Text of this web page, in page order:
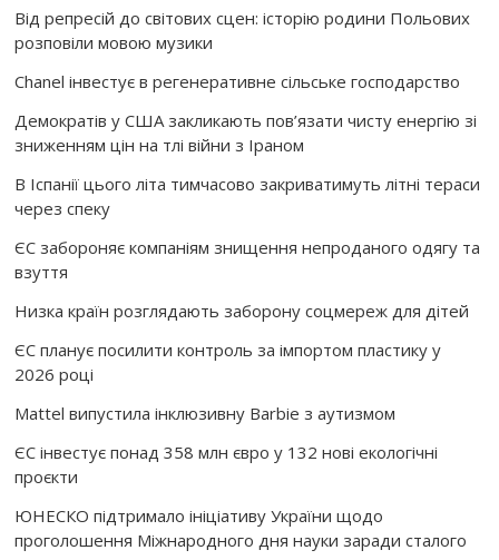
Від репресій до світових сцен: історію родини Польових
розповіли мовою музики
Chanel інвестує в регенеративне сільське господарство
Демократів у США закликають пов’язати чисту енергію зі
зниженням цін на тлі війни з Іраном
В Іспанії цього літа тимчасово закриватимуть літні тераси
через спеку
ЄС забороняє компаніям знищення непроданого одягу та
взуття
Низка країн розглядають заборону соцмереж для дітей
ЄС планує посилити контроль за імпортом пластику у
2026 році
Mattel випустила інклюзивну Barbie з аутизмом
ЄС інвестує понад 358 млн євро у 132 нові екологічні
проєкти
ЮНЕСКО підтримало ініціативу України щодо
проголошення Міжнародного дня науки заради сталого